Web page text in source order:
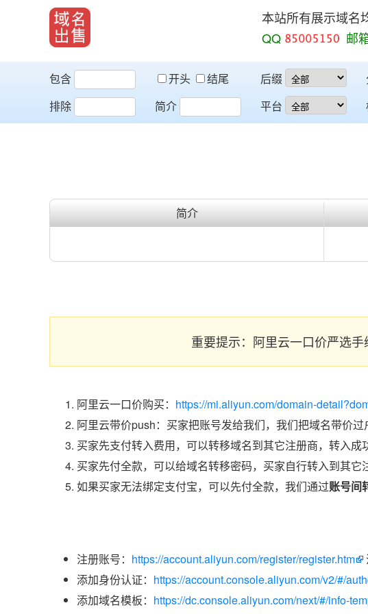
本站所有展示域名
QQ
邮
包含 开头
结尾
排除
简介
后缀
平台
简介
重要提示：阿里云一口价严选手
阿里云一口价购买： https://mi.aliyun.com/domain-
阿里云带价push：买家把账号发给我们，我们把域名带价
买家先支付转入费用，可以转移域名到其它注册商，转入成
买家先付全款，可以给域名转移密码，买家自行转入到其它
如果买家无法绑定支付宝，可以先付全款，我们通过账号间
注册账号： https://account.aliyun.com/register/register.htm
添加身份认证： https://account.console.aliyun.com/v2/#/
添加域名模板： https://dc.console.aliyun.com/next/#/info-